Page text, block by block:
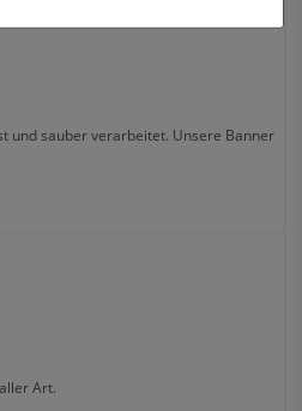
und sauber verarbeitet. Unsere Banner
Art.